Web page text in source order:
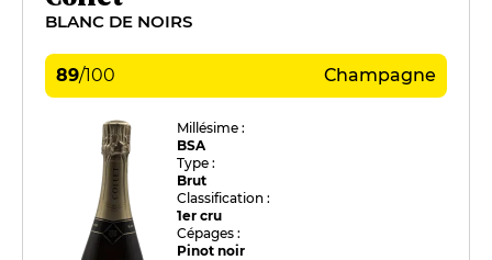
BLANC DE NOIRS
89/100 Champagne
Millésime :
BSA
Type :
Brut
Classification :
1er cru
Cépages :
Pinot noir